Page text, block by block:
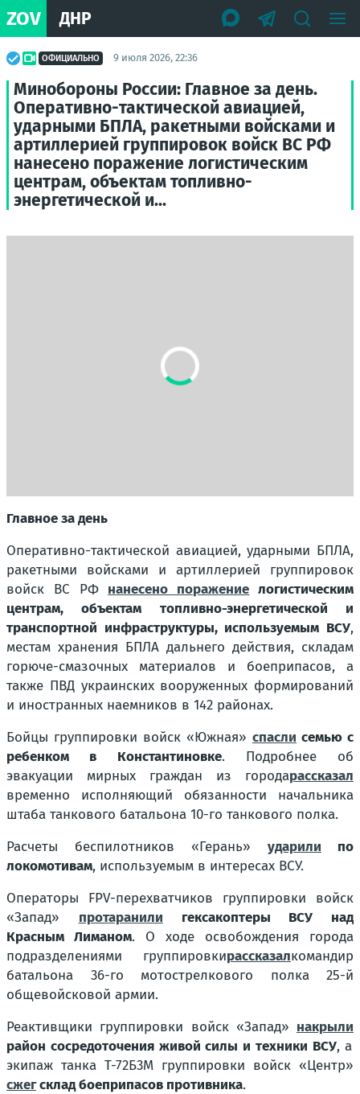
ZOV ДНР
ОФИЦИАЛЬНО 9 июля 2026, 22:36
Минобороны России: Главное за день.
Оперативно-тактической авиацией,
ударными БПЛА, ракетными войсками и
артиллерией группировок войск ВС РФ
нанесено поражение логистическим
центрам, объектам топливно-
энергетической и...
Главное за день
Оперативно-тактической авиацией, ударными БПЛА,
ракетными войсками и артиллерией группировок
войск ВС РФ нанесено поражение логистическим
центрам, объектам топливно-энергетической и
транспортной инфраструктуры, используемым ВСУ,
местам хранения БПЛА дальнего действия, складам
горюче-смазочных материалов и боеприпасов, а
также ПВД украинских вооруженных формирований
и иностранных наемников в 142 районах.
Бойцы группировки войск «Южная» спасли семью с
ребенком в Константиновке. Подробнее об
эвакуации мирных граждан из городарассказал
временно исполняющий обязанности начальника
штаба танкового батальона 10-го танкового полка.
Расчеты беспилотников «Герань» ударили по
локомотивам, используемым в интересах ВСУ.
Операторы FPV-перехватчиков группировки войск
«Запад» протаранили гексакоптеры ВСУ над
Красным Лиманом. О ходе освобождения города
подразделениями группировкирассказалкомандир
батальона 36-го мотострелкового полка 25-й
общевойсковой армии.
Реактивщики группировки войск «Запад» накрыли
район сосредоточения живой силы и техники ВСУ, а
экипаж танка Т-72Б3М группировки войск «Центр»
сжегсклад боеприпасов противника.